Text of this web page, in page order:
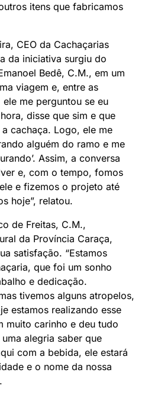
itens que fabricamos
CEO da Cachaçarias
da iniciativa surgiu do
Bedê, C.M., em um
viagem e, entre as
me perguntou se eu
disse que sim e que
cachaça. Logo, ele me
alguém do ramo e me
Assim, a conversa
e, com o tempo, fomos
e fizemos o projeto até
hoje”, relatou.
de Freitas, C.M.,
da Província Caraça,
satisfação. “Estamos
que foi um sonho
e dedicação.
tivemos alguns atropelos,
estamos realizando esse
muito carinho e deu tudo
alegria saber que
com a bebida, ele estará
e o nome da nossa